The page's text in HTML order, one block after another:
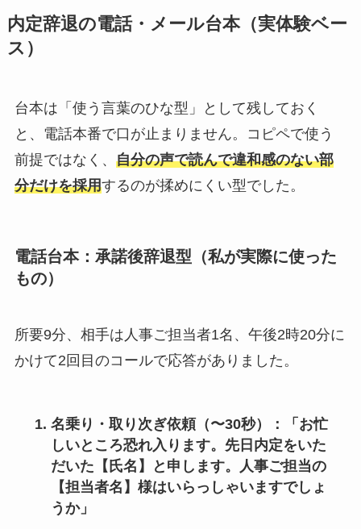
内定辞退の電話・メール台本（実体験ベー
ス）
台本は「使う言葉のひな型」として残しておく
と、電話本番で口が止まりません。コピペで使う
前提ではなく、 自分の声で読んで違和感のない部
分だけを採用するのが揉めにくい型でした。
電話台本：承諾後辞退型（私が実際に使った
もの）
所要9分、相手は人事ご担当者1名、午後2時20分に
かけて2回目のコールで応答がありました。
名乗り・取り次ぎ依頼（〜30秒）
：「お忙
しいところ恐れ入ります。先日内定をいた
だいた【氏名】と申します。人事ご担当の
【担当者名】様はいらっしゃいますでしょ
うか」